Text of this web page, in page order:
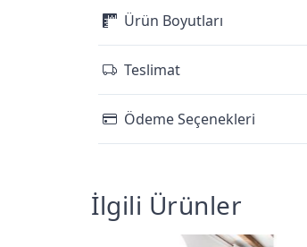
Ürün Boyutları
Teslimat
Ödeme Seçenekleri
İlgili Ürünler